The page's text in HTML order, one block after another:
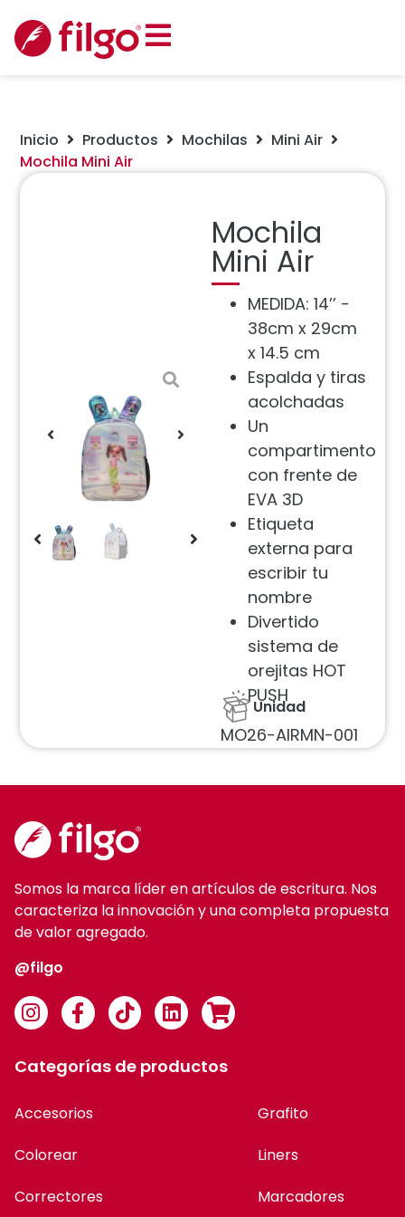
Inicio Productos Mochilas
Mini Air
Mochila Mini Air
Mochila
Mini Air
MEDIDA: 14’’ -
38cm x 29cm
x 14.5 cm
Espalda y tiras
acolchadas
Un
compartimento
con frente de
EVA 3D
Etiqueta
externa para
escribir tu
nombre
Divertido
sistema de
orejitas HOT
PUSH
Unidad
MO26-AIRMN-001
Somos la marca líder en artículos de escritura. Nos
caracteriza la innovación y una completa propuesta
de valor agregado.
@filgo
Categorías de productos
Accesorios
Colorear
Correctores
Grafito
Liners
Marcadores